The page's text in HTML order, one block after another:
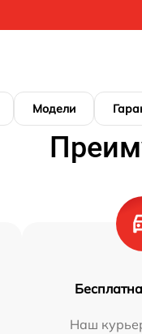
Модели
Наш